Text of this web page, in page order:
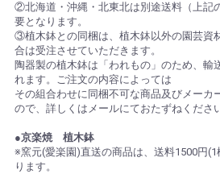
②北海道・沖縄・北東北は別途送料（上記
要となります。
③植木鉢との同梱は、植木鉢以外の園芸資
合は受注させていただきます。
陶器製の植木鉢は「われもの」のため、輸
れます。ご注文の内容によっては
その組合わせに同梱不可な商品及びメーカ
ので、詳しくはメールにておたずねくださ
●京楽焼 植木鉢
※窯元(愛楽園)直送の商品は、送料1500円
ります。